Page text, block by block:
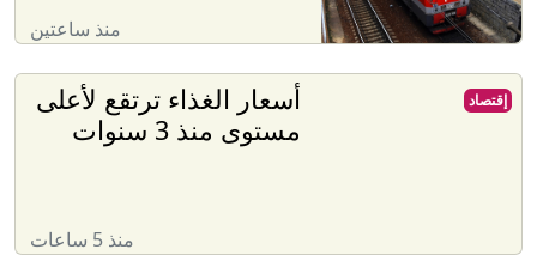
منذ ساعتين
أسعار الغذاء ترتقع لأعلى
مستوى منذ 3 سنوات
منذ 5 ساعات
إقتصاد